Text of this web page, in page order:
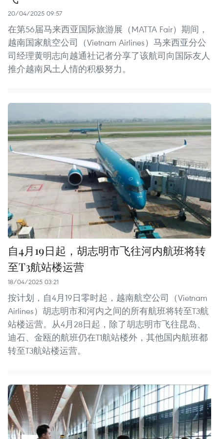
20/04/2025 09:57
在第56届马来西亚国际旅游展（MATTA Fair）期间，
越南国家航空公司（Vietnam Airlines）马来西亚分公
司经理黄明志向越通社记者分享了该航司向国际友人
推介越南风土人情的积极努力。
自4月19日起，胡志明市飞往河内航班将转
至T3航站楼运营
18/04/2025 03:21
按计划，自4月19日零时起，越南航空公司（Vietnam
Airlines）胡志明市和河内之间的所有航班将转至T3航
站楼运营。从4月28日起，除了胡志明市飞往昆岛、
迪石、金瓯的航班仍在T1航站楼外，其他国内航班都
转至T3航站楼运营。